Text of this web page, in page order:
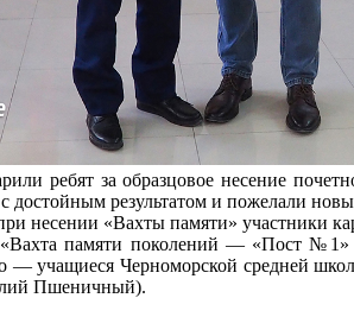
ребят за образцовое несение
достойным результатом и пожелали
несении «Вахты памяти» участники
памяти поколений — «Пост
— учащиеся Черноморской средней
Пшеничный).